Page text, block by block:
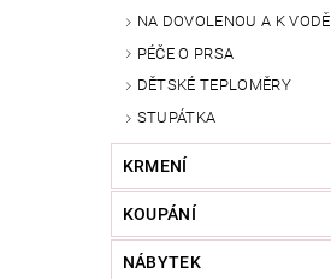
NA DOVOLENOU A K VODĚ
PÉČE O PRSA
DĚTSKÉ TEPLOMĚRY
STUPÁTKA
KRMENÍ
KOUPÁNÍ
NÁBYTEK